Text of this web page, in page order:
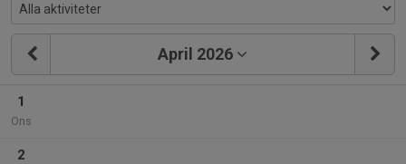
April 2026
1
Ons
2